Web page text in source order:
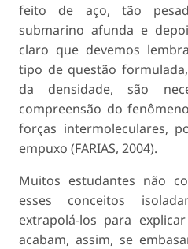
feito de aço, tão
submarino afunda e
claro que devemos
tipo de questão
da densidade, são
compreensão do
forças intermoleculares,
empuxo (FARIAS, 2004).
Muitos estudantes não
esses conceitos
extrapolá-los para
acabam, assim, se